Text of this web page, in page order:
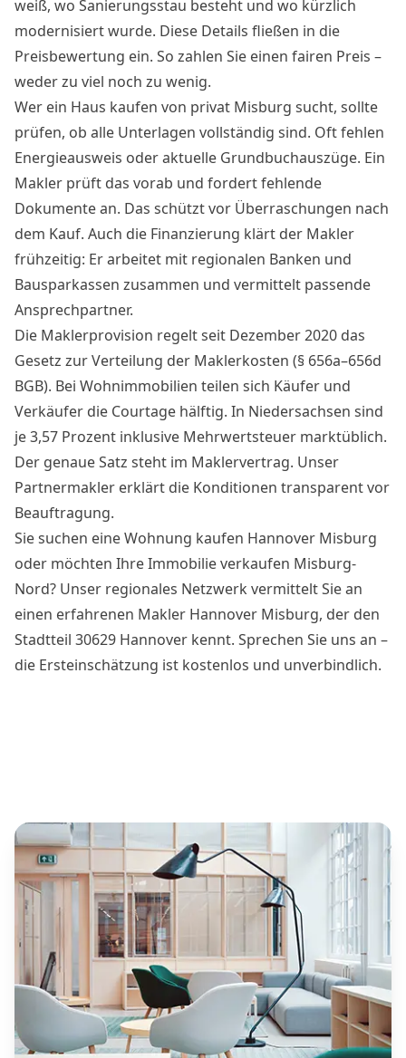
weiß, wo Sanierungsstau besteht und wo kürzlich
modernisiert wurde. Diese Details fließen in die
Preisbewertung ein. So zahlen Sie einen fairen Preis –
weder zu viel noch zu wenig.
Wer ein Haus kaufen von privat Misburg sucht, sollte
prüfen, ob alle Unterlagen vollständig sind. Oft fehlen
Energieausweis oder aktuelle Grundbuchauszüge. Ein
Makler prüft das vorab und fordert fehlende
Dokumente an. Das schützt vor Überraschungen nach
dem Kauf. Auch die Finanzierung klärt der Makler
frühzeitig: Er arbeitet mit regionalen Banken und
Bausparkassen zusammen und vermittelt passende
Ansprechpartner.
Die Maklerprovision regelt seit Dezember 2020 das
Gesetz zur Verteilung der Maklerkosten (§ 656a–656d
BGB). Bei Wohnimmobilien teilen sich Käufer und
Verkäufer die Courtage hälftig. In Niedersachsen sind
je 3,57 Prozent inklusive Mehrwertsteuer marktüblich.
Der genaue Satz steht im Maklervertrag. Unser
Partnermakler erklärt die Konditionen transparent vor
Beauftragung.
Sie suchen eine Wohnung kaufen Hannover Misburg
oder möchten Ihre Immobilie verkaufen Misburg-
Nord? Unser regionales Netzwerk vermittelt Sie an
einen erfahrenen Makler Hannover Misburg, der den
Stadtteil 30629 Hannover kennt. Sprechen Sie uns an –
die Ersteinschätzung ist kostenlos und unverbindlich.